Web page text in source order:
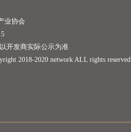
业协会
开发商实际公示为准
2018-2020 network ALL rights reserved